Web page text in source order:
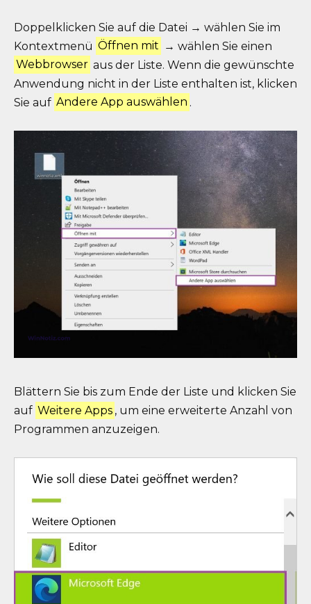
Doppelklicken Sie auf die Datei → wählen Sie im
Kontextmenü Öffnen mit → wählen Sie einen
Webbrowser aus der Liste. Wenn die gewünschte
Anwendung nicht in der Liste enthalten ist, klicken
Sie auf Andere App auswählen .
Blättern Sie bis zum Ende der Liste und klicken Sie
auf Weitere Apps , um eine erweiterte Anzahl von
Programmen anzuzeigen.